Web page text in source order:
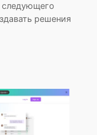
следующего
решения